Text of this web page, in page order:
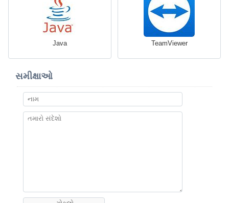
Java TeamViewer
સમીક્ષાઓ